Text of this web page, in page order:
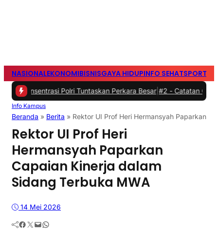
NASIONALEKONOMIBISNISGAYA HIDUPINFO SEHATSPORTS
Polri Tuntaskan Perkara Besar|#2 -Catatan Cak AT: Fatwa
Info Kampus
Beranda » Berita » Rektor UI Prof Heri Hermansyah Paparkan
Rektor UI Prof Heri
Hermansyah Paparkan
Capaian Kinerja dalam
Sidang Terbuka MWA
14 Mei 2026
Facebook Twitter Mail WhatsApp